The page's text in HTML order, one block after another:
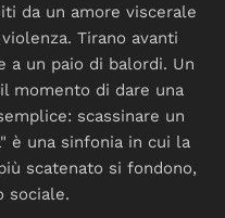
da un amore viscerale
Tirano avanti
a un paio di balordi. Un
momento di dare una
scassinare un
è una sinfonia in cui la
scatenato si fondono,
sociale.